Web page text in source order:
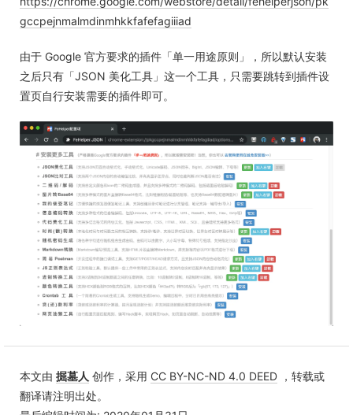
gccpejnmalmdinmhkkfafefagiiiad
由于 Google 官方要求的插件「单一用途原则」，所以默认安装
之后只有「JSON 美化工具」这一个工具，只需要跳转到插件设
置页自行安装需要的插件即可。
本文由 掘墓人 创作，采用 CC BY-NC-ND 4.0 DEED ，转载或
翻译请注明出处。